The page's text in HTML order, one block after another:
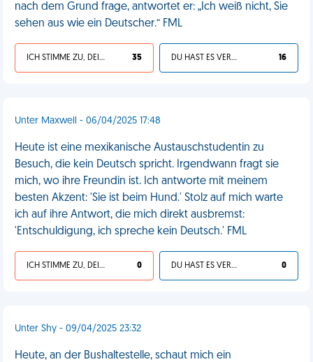
nach dem Grund frage, antwortet er: „Ich weiß nicht, Sie
sehen aus wie ein Deutscher.“ FML
ICH STIMME ZU, DEIN LEBEN IST SCHEISSE 35 DU HAST ES VERDIENT 16
Unter Maxwell - 06/04/2025 17:48
Heute ist eine mexikanische Austauschstudentin zu
Besuch, die kein Deutsch spricht. Irgendwann fragt sie
mich, wo ihre Freundin ist. Ich antworte mit meinem
besten Akzent: 'Sie ist beim Hund.' Stolz auf mich warte
ich auf ihre Antwort, die mich direkt ausbremst:
'Entschuldigung, ich spreche kein Deutsch.' FML
ICH STIMME ZU, DEIN LEBEN IST SCHEISSE 0 DU HAST ES VERDIENT 0
Unter Shy - 09/04/2025 23:32
Heute, an der Bushaltestelle, schaut mich ein